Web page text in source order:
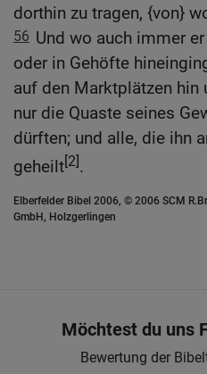
dorthin zu tragen, {von}
56 Und wo auch immer
oder in Gehöfte
auf den Marktplätzen hin
nur die Quaste seines
dürften; und alle, die ihn
geheilt[2].
Elberfelder Bibel 2006, © 2006 SCM
GmbH, Holzgerlingen
Möchtest du uns
Bewertung der